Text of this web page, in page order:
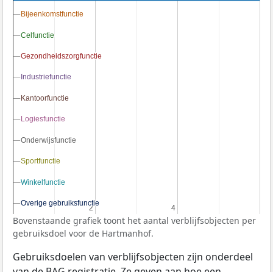
2
2 4
4
Bijeenkomstfunctie
Bijeenkomstfunctie
Celfunctie
Celfunctie
Gezondheidszorgfunctie
Gezondheidszorgfunctie
Industriefunctie
Industriefunctie
Kantoorfunctie
Kantoorfunctie
Logiesfunctie
Logiesfunctie
Onderwijsfunctie
Onderwijsfunctie
Sportfunctie
Sportfunctie
Winkelfunctie
Winkelfunctie
Overige gebruiksfunctie
Overige gebruiksfunctie
Bovenstaande grafiek toont het aantal verblijfsobjecten per
gebruiksdoel voor de Hartmanhof.
Gebruiksdoelen van verblijfsobjecten zijn onderdeel